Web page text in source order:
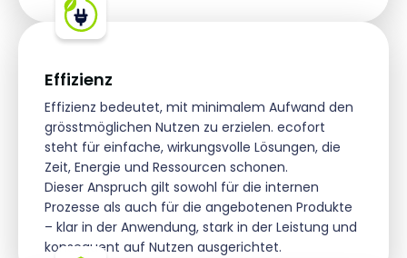
Effizienz
Effizienz bedeutet, mit minimalem Aufwand den
grösstmöglichen Nutzen zu erzielen. ecofort
steht für einfache, wirkungsvolle Lösungen, die
Zeit, Energie und Ressourcen schonen.
Dieser Anspruch gilt sowohl für die internen
Prozesse als auch für die angebotenen Produkte
– klar in der Anwendung, stark in der Leistung und
konsequent auf Nutzen ausgerichtet.